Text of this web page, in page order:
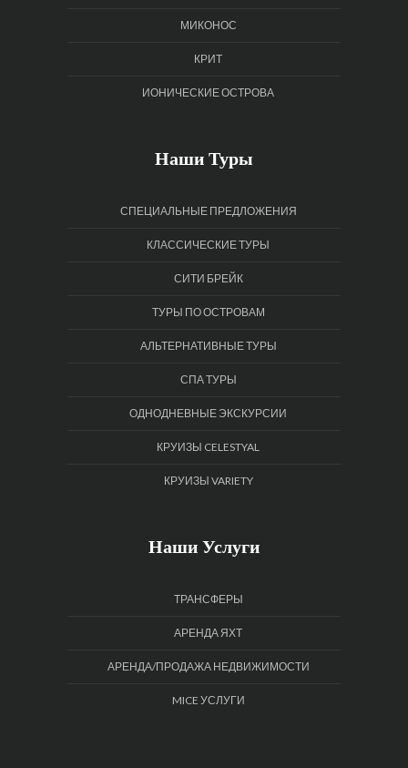
МИКОНОС
КРИТ
ИОНИЧЕСКИЕ ОСТРОВА
Наши Туры
СПЕЦИАЛЬНЫЕ ПРЕДЛОЖЕНИЯ
КЛАССИЧЕСКИЕ ТУРЫ
СИТИ БРЕЙК
ТУРЫ ПО ОСТРОВАМ
АЛЬТЕРНАТИВНЫЕ ТУРЫ
СПА ТУРЫ
ОДНОДНЕВНЫЕ ЭКСКУРСИИ
КРУИЗЫ CELESTYAL
КРУИЗЫ VARIETY
Наши Услуги
ТРАНСФЕРЫ
АРЕНДА ЯХТ
АРЕНДА/ПРОДАЖА НЕДВИЖИМОСТИ
MICE УСЛУГИ